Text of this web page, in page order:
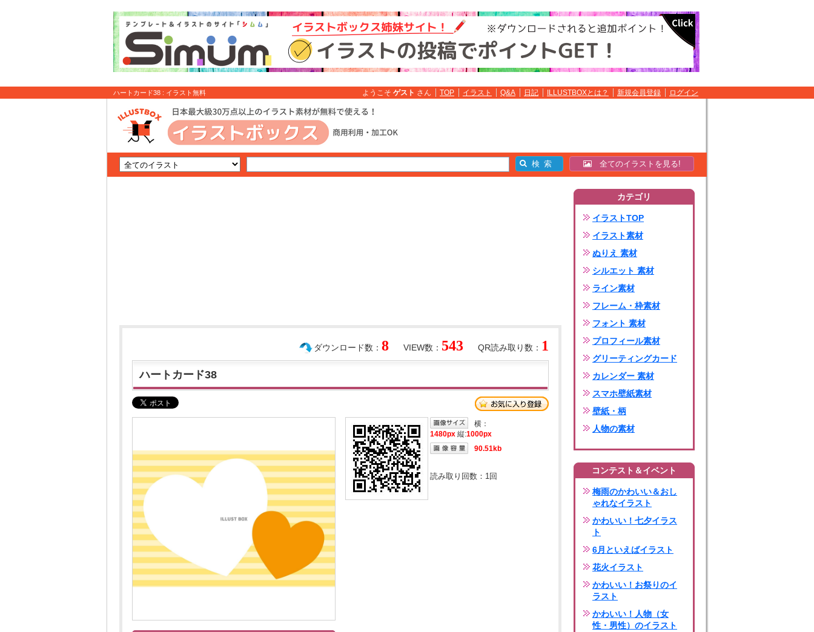
ハートカード38 : イラスト無料 ようこそ ゲスト さん TOP イラスト Q&A 日記 ILLUSTBOXとは？ 新規会員登録 ログイン
全てのイラストを見る!
QR読み取り数： 1
VIEW数： 543
ダウンロード数： 8
ハートカード38
横：
1480px 縦:1000px
90.51kb
読み取り回数： 1回
カテゴリ
イラストTOP
イラスト素材
ぬりえ 素材
シルエット 素材
ライン素材
フレーム・枠素材
フォント 素材
プロフィール素材
グリーティングカード
カレンダー 素材
スマホ壁紙素材
壁紙・柄
人物の素材
コンテスト＆イベント
梅雨のかわいい＆おし
ゃれなイラスト
かわいい！七夕イラス
ト
6月といえばイラスト
花火イラスト
かわいい！お祭りのイ
ラスト
かわいい！人物（女
性・男性）のイラスト